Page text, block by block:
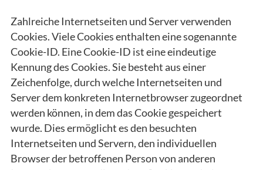
Zahlreiche Internetseiten und Server verwenden
Cookies. Viele Cookies enthalten eine sogenannte
Cookie-ID. Eine Cookie-ID ist eine eindeutige
Kennung des Cookies. Sie besteht aus einer
Zeichenfolge, durch welche Internetseiten und
Server dem konkreten Internetbrowser zugeordnet
werden können, in dem das Cookie gespeichert
wurde. Dies ermöglicht es den besuchten
Internetseiten und Servern, den individuellen
Browser der betroffenen Person von anderen